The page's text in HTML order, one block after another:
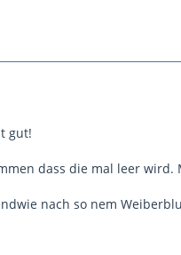
gut!
dass die mal leer
nach so nem